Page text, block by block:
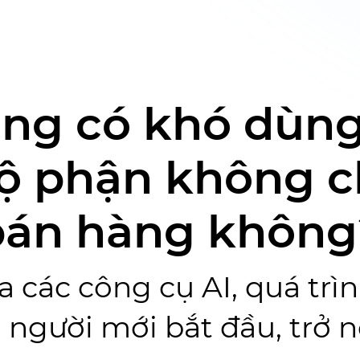
có khó
phận không
hàng
các công cụ AI, quá
người mới bắt đầu, trở